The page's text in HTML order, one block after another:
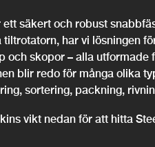
ett säkert och robust
har vi lösningen
och skopor – alla
blir redo för många olika
sortering, packning,
vikt nedan för att hitta